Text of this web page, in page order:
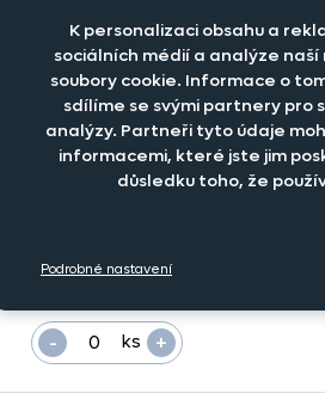
Počet kusů
ks +
-
ks +
-
K personalizaci obsahu a
sociálních médií a analýze
soubory cookie. Informace o
sdílíme se svými partnery pro
analýzy. Partneři tyto údaje
informacemi, které jste jim
důsledku toho, že
Podrobné nastavení